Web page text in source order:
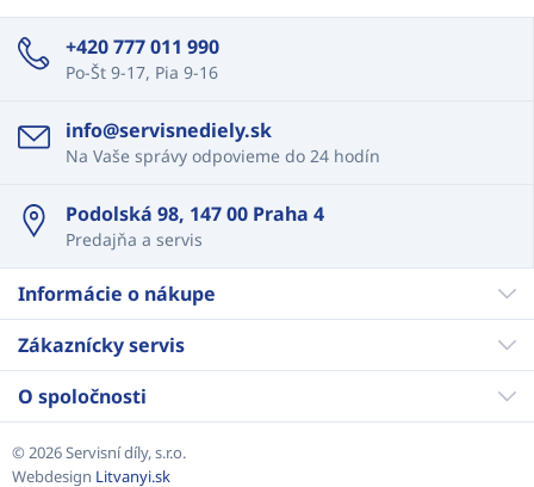
+420 777 011 990
Po-Št 9-17, Pia 9-16
info@servisnediely.sk
Na Vaše správy odpovieme do 24 hodín
Podolská 98, 147 00 Praha 4
Predajňa a servis
Informácie o nákupe
Zákaznícky servis
O spoločnosti
© 2026 Servisní díly, s.r.o.
Webdesign Litvanyi.sk